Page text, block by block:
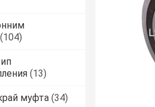
(104)
(13)
муфта (34)